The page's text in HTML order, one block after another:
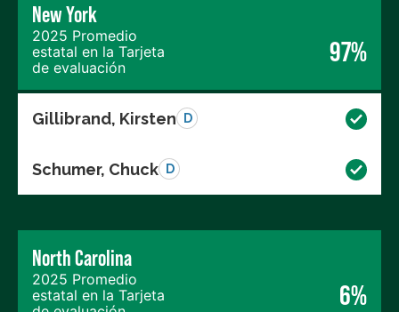
New York
2025 Promedio
estatal en la Tarjeta
de evaluación
97%
Gillibrand, Kirsten D
Schumer, Chuck D
North Carolina
2025 Promedio
estatal en la Tarjeta
6%